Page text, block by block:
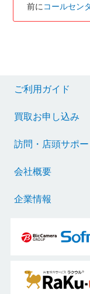
前にコールセン
ご利用ガイド
買取お申し込み
訪問・店頭サポー
会社概要
企業情報